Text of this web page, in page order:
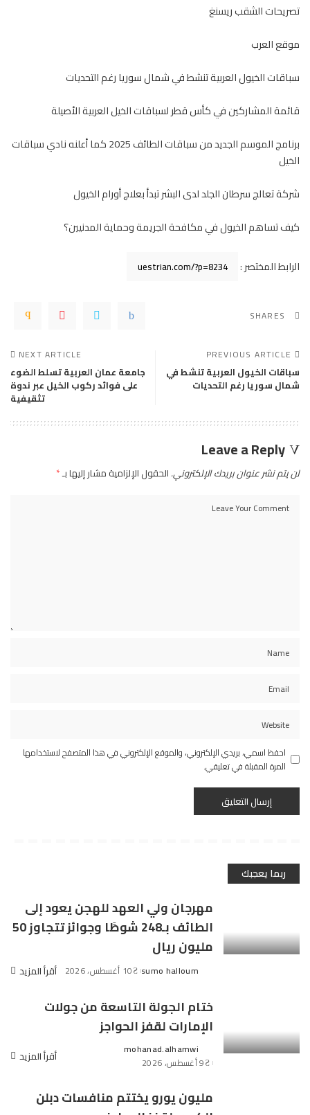
تصريحات الشقب ريسنغ
موقع العرب
سباقات الخيول العربية تنشط في شمال سوريا رغم التحديات
قائمة المشاركين في كأس قطر لسباقات الخيل العربية الأصيلة
برنامج الموسم الجديد من سباقات الطائف 2025 كما أعلنه نادي سباقات
الخيل
شركة تعالج سرطان الجلد لدى البشر تبدأ بعلاج أورام الخيول
كيف تساهم الخيول في مكافحة الجريمة وحماية المدنيين؟
الرابط المختصر :
SHARES
PREVIOUS ARTICLE
سباقات الخيول العربية تنشط في
شمال سوريا رغم التحديات
NEXT ARTICLE
جامعة عمان العربية تسلط الضوء
على فوائد ركوب الخيل عبر ندوة
تثقيفية
Leave a Reply
لن يتم نشر عنوان بريدك الإلكتروني. الحقول الإلزامية مشار إليها بـ*
احفظ اسمي، بريدي الإلكتروني، والموقع الإلكتروني في هذا المتصفح لاستخدامها
المرة المقبلة في تعليقي.
ربما يعجبك
مهرجان ولي العهد للهجن يعود إلى
الطائف بـ248 شوطًا وجوائز تتجاوز 50
مليون ريال
Posted
sumo halloum 10 أغسطس، 2026 أقرأ المزيد
ختام الجولة التاسعة من جولات
الإمارات لقفز الحواجز
Posted
by
mohanad.alhamwi
9 أغسطس، 2026
أقرأ المزيد
مليون يورو يختتم منافسات دبلن